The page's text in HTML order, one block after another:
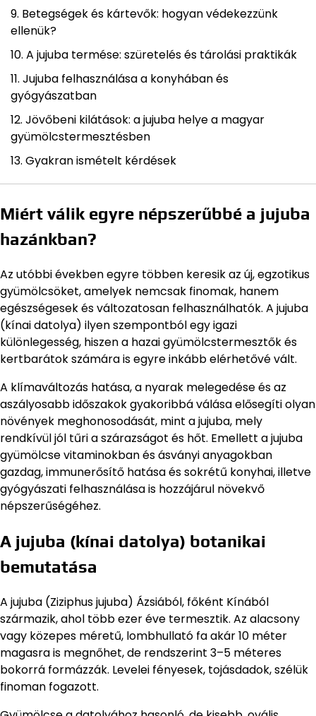
Betegségek és kártevők: hogyan védekezzünk
ellenük?
A jujuba termése: szüretelés és tárolási praktikák
Jujuba felhasználása a konyhában és
gyógyászatban
Jövőbeni kilátások: a jujuba helye a magyar
gyümölcstermesztésben
Gyakran ismételt kérdések
Miért válik egyre népszerűbbé a jujuba
hazánkban?
Az utóbbi években egyre többen keresik az új, egzotikus
gyümölcsöket, amelyek nemcsak finomak, hanem
egészségesek és változatosan felhasználhatók. A jujuba
(kínai datolya) ilyen szempontból egy igazi
különlegesség, hiszen a hazai gyümölcstermesztők és
kertbarátok számára is egyre inkább elérhetővé vált.
A klímaváltozás hatása, a nyarak melegedése és az
aszályosabb időszakok gyakoribbá válása elősegíti olyan
növények meghonosodását, mint a jujuba, mely
rendkívül jól tűri a szárazságot és hőt. Emellett a jujuba
gyümölcse vitaminokban és ásványi anyagokban
gazdag, immunerősítő hatása és sokrétű konyhai, illetve
gyógyászati felhasználása is hozzájárul növekvő
népszerűségéhez.
A jujuba (kínai datolya) botanikai
bemutatása
A jujuba (Ziziphus jujuba) Ázsiából, főként Kínából
származik, ahol több ezer éve termesztik. Az alacsony
vagy közepes méretű, lombhullató fa akár 10 méter
magasra is megnőhet, de rendszerint 3–5 méteres
bokorrá formázzák. Levelei fényesek, tojásdadok, szélük
finoman fogazott.